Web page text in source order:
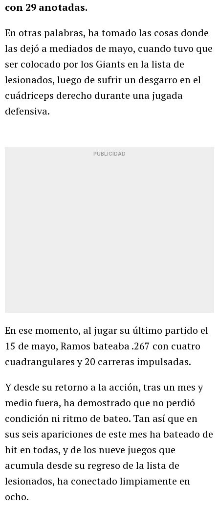
con 29 anotadas.
En otras palabras, ha tomado las cosas donde
las dejó a mediados de mayo, cuando tuvo que
ser colocado por los Giants en la lista de
lesionados, luego de sufrir un desgarro en el
cuádriceps derecho durante una jugada
defensiva.
PUBLICIDAD
En ese momento, al jugar su último partido el
15 de mayo, Ramos bateaba .267 con cuatro
cuadrangulares y 20 carreras impulsadas.
Y desde su retorno a la acción, tras un mes y
medio fuera, ha demostrado que no perdió
condición ni ritmo de bateo. Tan así que en
sus seis apariciones de este mes ha bateado de
hit en todas, y de los nueve juegos que
acumula desde su regreso de la lista de
lesionados, ha conectado limpiamente en
ocho.